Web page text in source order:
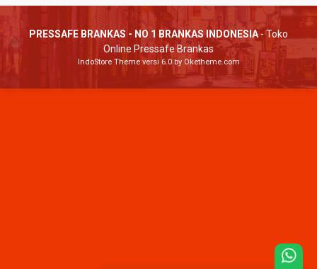
PRESSAFE BRANKAS - NO 1 BRANKAS INDONESIA- Toko
Online Pressafe Brankas
IndoStore Themeversi 6.0 by Oketheme.com